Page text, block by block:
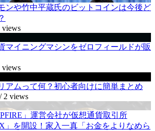
ンや竹中平蔵氏のビットコインは今後ど
views
マイニングマシンをゼロフィールドが販
views
アムって何？初心者向けに簡単まとめ
/ 2 views
」運営会社が仮想通貨取引所
」を開設！家入一真「お金をよりなめら